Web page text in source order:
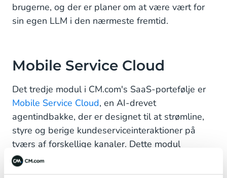
brugerne, og der er planer om at være vært for
sin egen LLM i den nærmeste fremtid.
Mobile Service Cloud
Det tredje modul i CM.com's SaaS-portefølje er
Mobile Service Cloud, en AI-drevet
agentindbakke, der er designet til at strømline,
styre og berige kundeserviceinteraktioner på
tværs af forskellige kanaler. Dette modul
forbedrer driftseffektiviteten og minimerer
kundernes ventetid ved at samle kundens